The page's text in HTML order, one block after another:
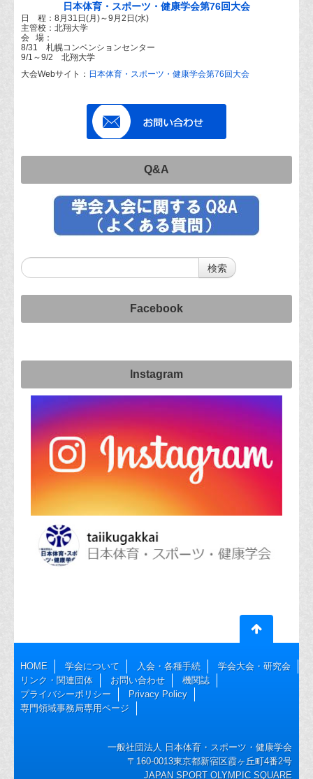
日本体育・スポーツ・健康学会第76回大会
日 程：8月31日(月)～9月2日(水)
主管校：北翔大学
会 場：
8/31 札幌コンベンションセンター
9/1～9/2 北翔大学
大会Webサイト： 日本体育・スポーツ・健康学会第76回大会
Q&A
Facebook
Instagram
HOME 学会について 入会・各種手続
学会大会・研究会
リンク・関連団体
お問い合わせ
機関誌
プライバシーポリシー
Privacy Policy
専門領域事務局専用ページ
一般社団法人 日本体育・スポーツ・健康学会
〒160-0013東京都新宿区霞ヶ丘町4番2号
JAPAN SPORT OLYMPIC SQUARE